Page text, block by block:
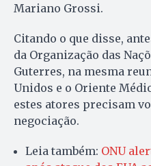
Mariano Grossi.
Citando o que disse,
da Organização das
Guterres, na mesma
Unidos e o Oriente
estes atores precisam
negociação.
Leia também: ONU